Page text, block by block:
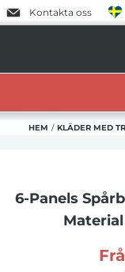
Kontakta oss
HEM / KLÄDER MED
6-Panels
Material